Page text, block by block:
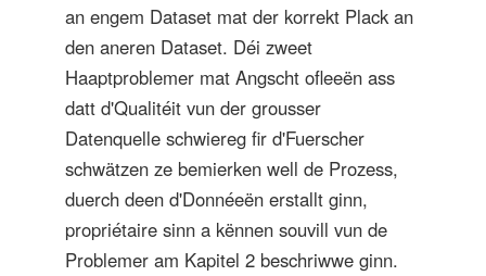
an engem Dataset mat der korrekt Plack an
den aneren Dataset. Déi zweet
Haaptproblemer mat Angscht ofleeën ass
datt d'Qualitéit vun der grousser
Datenquelle schwiereg fir d'Fuerscher
schwätzen ze bemierken well de Prozess,
duerch deen d'Donnéeën erstallt ginn,
propriétaire sinn a kënnen souvill vun de
Problemer am Kapitel 2 beschriwwe ginn.